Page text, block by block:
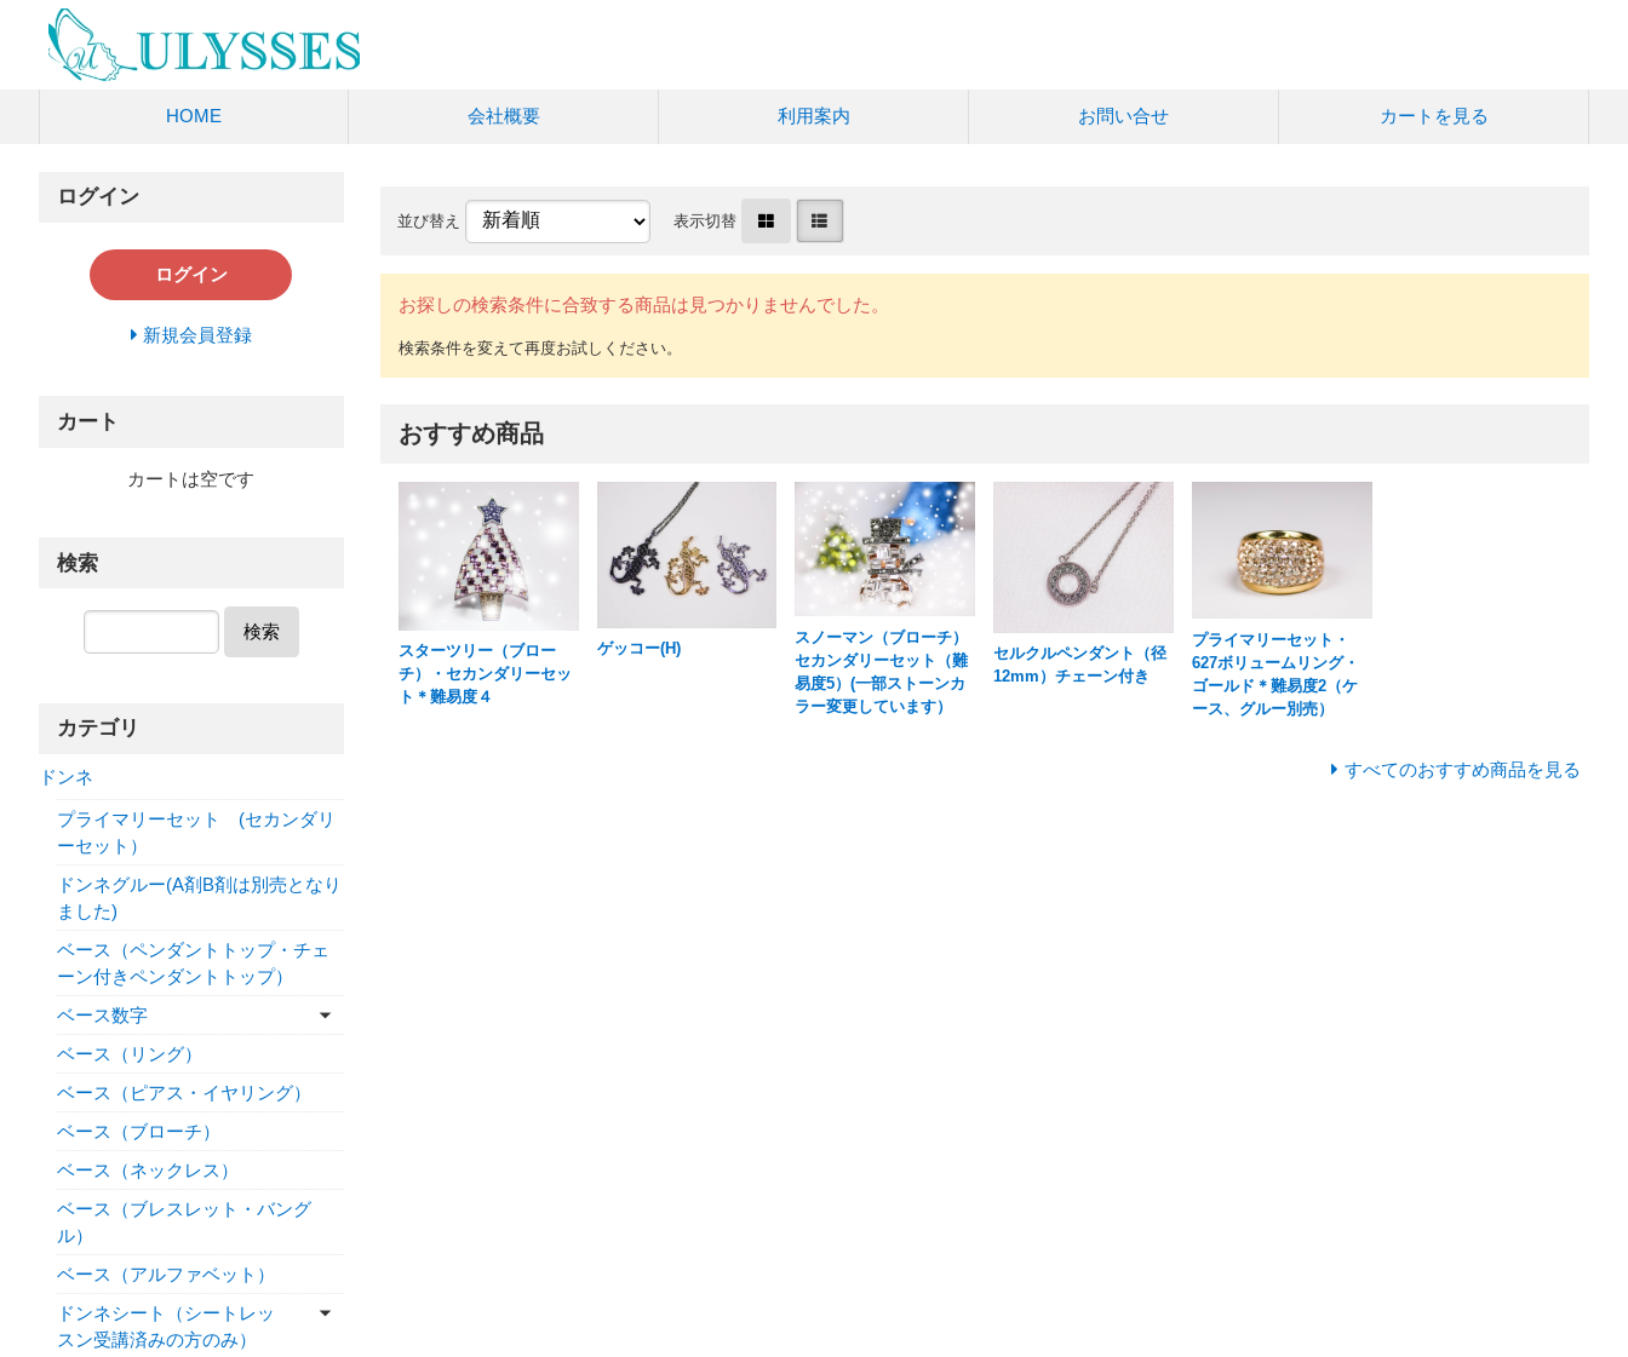
HOME 会社概要 利用案内 お問い合せ カートを見る
並び替え 表示切替
お探しの検索条件に合致する商品は見つかりませんでした。
おすすめ商品
スターツリー（ブロー
チ）・セカンダリーセッ
ト＊難易度４
ゲッコー(H)
スノーマン（ブローチ）
セカンダリーセット（難
易度5）(一部ストーンカ
ラー変更しています）
セルクルペンダント（径
12mm）チェーン付き
プライマリーセット・
627ボリュームリング・
ゴールド＊難易度2（ケ
ース、グルー別売）
すべてのおすすめ商品を見る
ログイン
ログイン
新規会員登録
カート
カートは空です
検索
検索
カテゴリ
ドンネ
プライマリーセット (セカンダリ
ーセット）
ドンネグルー(A剤B剤は別売となり
ました)
ベース（ペンダントトップ・チェ
ーン付きペンダントトップ）
ベース数字
ベース（リング）
ベース（ピアス・イヤリング）
ベース（ブローチ）
ベース（ネックレス）
ベース（ブレスレット・バング
ル）
ベース（アルファベット）
ドンネシート（シートレッ
スン受講済みの方のみ）